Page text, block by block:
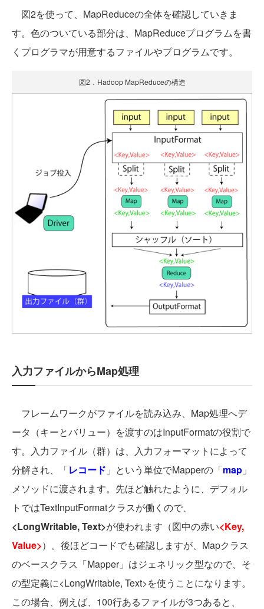
図2を使って、MapReduceの全体を確認していきま
す。色のついている部分は、MapReduceプログラムを書
くプログラマが用意するファイルやプログラムです。
図2．Hadoop MapReduceの構造
入力ファイルからMap処理
フレームワークがファイルを読み込み、Map処理へデ
ータ（キーとバリュー）を渡すのはInputFormatの役割で
す。入力ファイル（群）は、入力フォーマットによって
分解され、「レコード 」という単位でMapperの「map 」
メソッドに渡されます。先ほど触れたように、デフォル
トではTextInputFormatクラスが働くので、
<LongWritable, Text>が使われます（図中の赤い<Key,
Value>）。後ほどコードでも確認しますが、Mapクラス
のベースクラス「Mapper」はジェネリック型なので、そ
の型定義に<LongWritable, Text>を使うことになります。
この場合、例えば、100行あるファイルが3つあると、